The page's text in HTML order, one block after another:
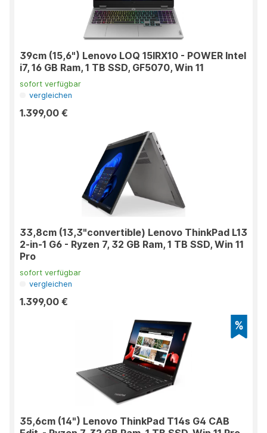
39cm (15,6") Lenovo LOQ 15IRX10 - POWER Intel
i7, 16 GB Ram, 1 TB SSD, GF5070, Win 11
sofort verfügbar
vergleichen
1.399,00 €
33,8cm (13,3"convertible) Lenovo ThinkPad L13
2-in-1 G6 - Ryzen 7, 32 GB Ram, 1 TB SSD, Win 11
Pro
sofort verfügbar
vergleichen
1.399,00 €
35,6cm (14") Lenovo ThinkPad T14s G4 CAB